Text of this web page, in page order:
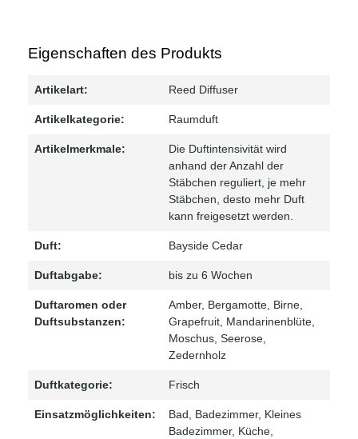
Eigenschaften des Produkts
Artikelart: Reed Diffuser
Artikelkategorie: Raumduft
Artikelmerkmale:
Die Duftintensivität wird
anhand der Anzahl der
Stäbchen reguliert, je mehr
Stäbchen, desto mehr Duft
kann freigesetzt werden.
Duft: Bayside Cedar
Duftabgabe: bis zu 6 Wochen
Duftaromen oder
Duftsubstanzen:
Amber, Bergamotte, Birne,
Grapefruit, Mandarinenblüte,
Moschus, Seerose,
Zedernholz
Duftkategorie: Frisch
Einsatzmöglichkeiten: Bad, Badezimmer, Kleines
Badezimmer, Küche,